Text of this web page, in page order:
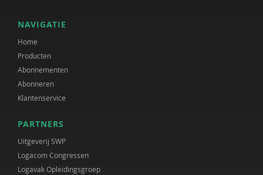
Inge Scheijmans
Jack Schellekens
Colinda Serie
Harm Peter Smilde
Fleur Souverein
Olaf Stomp
NAVIGATIE
Home
Producten
Abonnementen
Abonneren
Klantenservice
PARTNERS
Uitgeverij SWP
Logacom Congressen
Logavak Opleidingsgroep